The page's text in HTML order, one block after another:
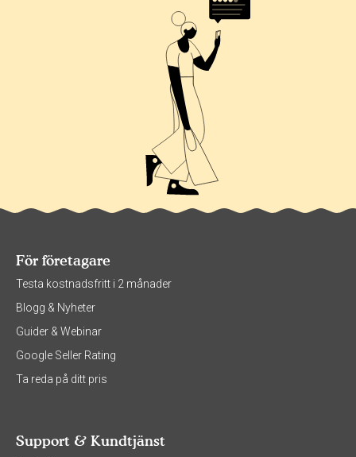
För företagare
Testa kostnadsfritt i 2 månader
Blogg & Nyheter
Guider & Webinar
Google Seller Rating
Ta reda på ditt pris
Support & Kundtjänst